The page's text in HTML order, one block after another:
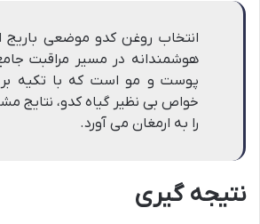
انتخاب روغن کدو موضعی باریج
هوشمندانه در مسیر مراقبت
پوست و مو است که با تکیه بر
خواص بی نظیر گیاه کدو، نتایج
را به ارمغان می آورد.
نتیجه گیری